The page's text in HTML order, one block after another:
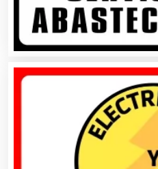
Asesoría Fiscal
Asociaciones Civiles